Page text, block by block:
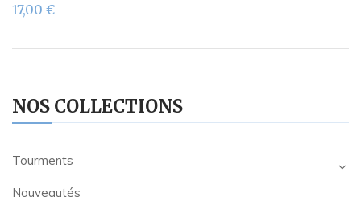
NOS COLLECTIONS
Tourments
Nouveautés
17,00 €